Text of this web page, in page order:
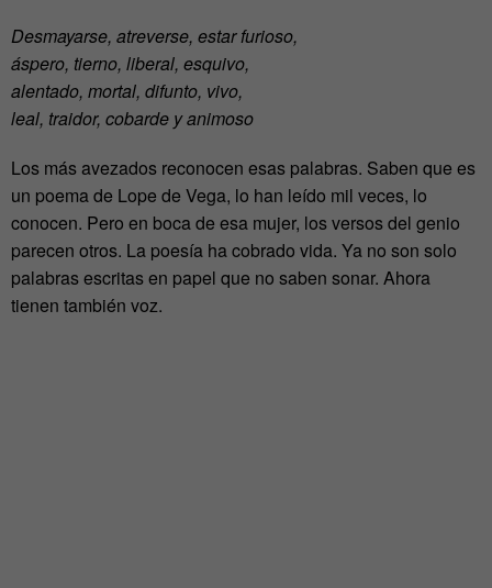
Desmayarse, atreverse, estar furioso,
áspero, tierno, liberal, esquivo,
alentado, mortal, difunto, vivo,
leal, traidor, cobarde y animoso
Los más avezados reconocen esas palabras. Saben que es
un poema de Lope de Vega, lo han leído mil veces, lo
conocen. Pero en boca de esa mujer, los versos del genio
parecen otros. La poesía ha cobrado vida. Ya no son solo
palabras escritas en papel que no saben sonar. Ahora
tienen también voz.